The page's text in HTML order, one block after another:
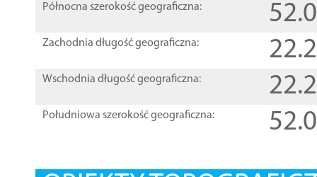
Północna szerokość geograficzna:
Zachodnia długość geograficzna:
Wschodnia długość geograficzna:
Południowa szerokość geograficzna: